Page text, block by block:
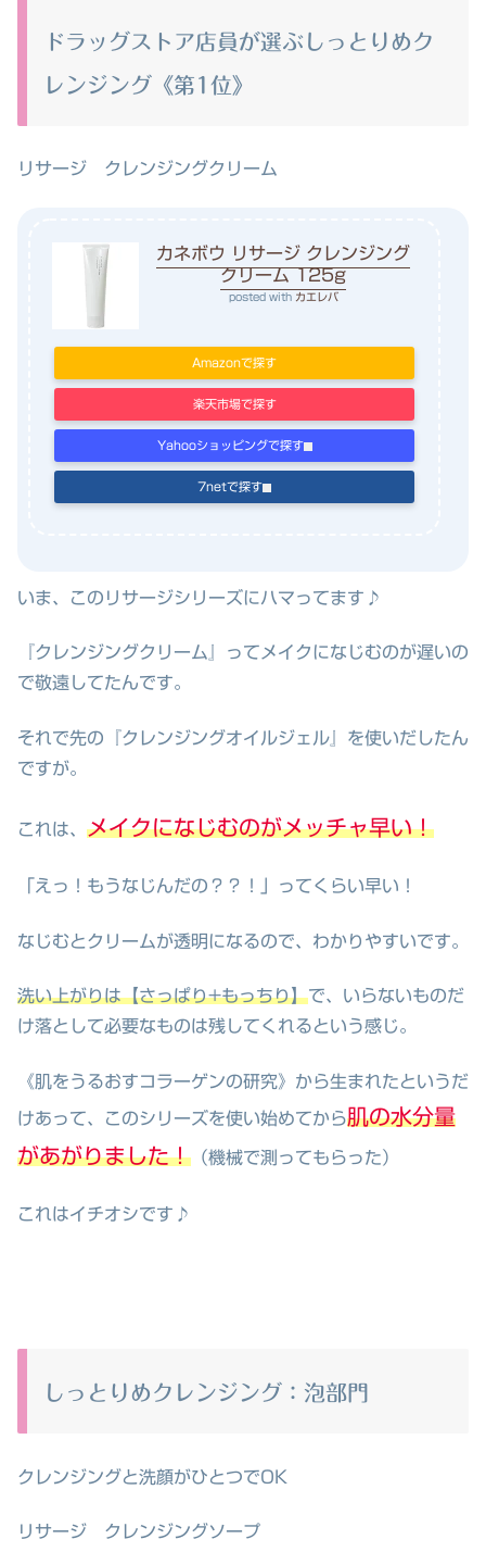
ドラッグストア店員が選ぶしっとりめク
レンジング《第1位》
リサージ クレンジングクリーム
カネボウ リサージ クレンジング
クリーム 125g
posted with カエレバ
Amazonで探す
楽天市場で探す
Yahooショッピングで探す
7netで探す
いま、このリサージシリーズにハマってます♪
『クレンジングクリーム』ってメイクになじむのが遅いの
で敬遠してたんです。
それで先の『クレンジングオイルジェル』を使いだしたん
ですが。
これは、 メイクになじむのがメッチャ早い！
「えっ！もうなじんだの？？！」ってくらい早い！
なじむとクリームが透明になるので、わかりやすいです。
洗い上がりは【さっぱり+もっちり】で、いらないものだ
け落として必要なものは残してくれるという感じ。
《肌をうるおすコラーゲンの研究》から生まれたというだ
けあって、このシリーズを使い始めてから肌の水分量
があがりました！ （機械で測ってもらった）
これはイチオシです♪
しっとりめクレンジング：泡部門
クレンジングと洗顔がひとつでOK
リサージ クレンジングソープ